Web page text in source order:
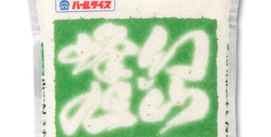
広報誌「かけはし」
お問い合わせ
直営飲食店
JA葬祭
直営店のご紹介
「あいちJA-SS」公式サイト
青果物の市況概要
牛肉・豚肉・鶏卵を生産の皆様へ
あいち産 畜産物情報ニュース
畜産・お肉市況表一覧
農畜産物衛生研究所
肥料・農薬について